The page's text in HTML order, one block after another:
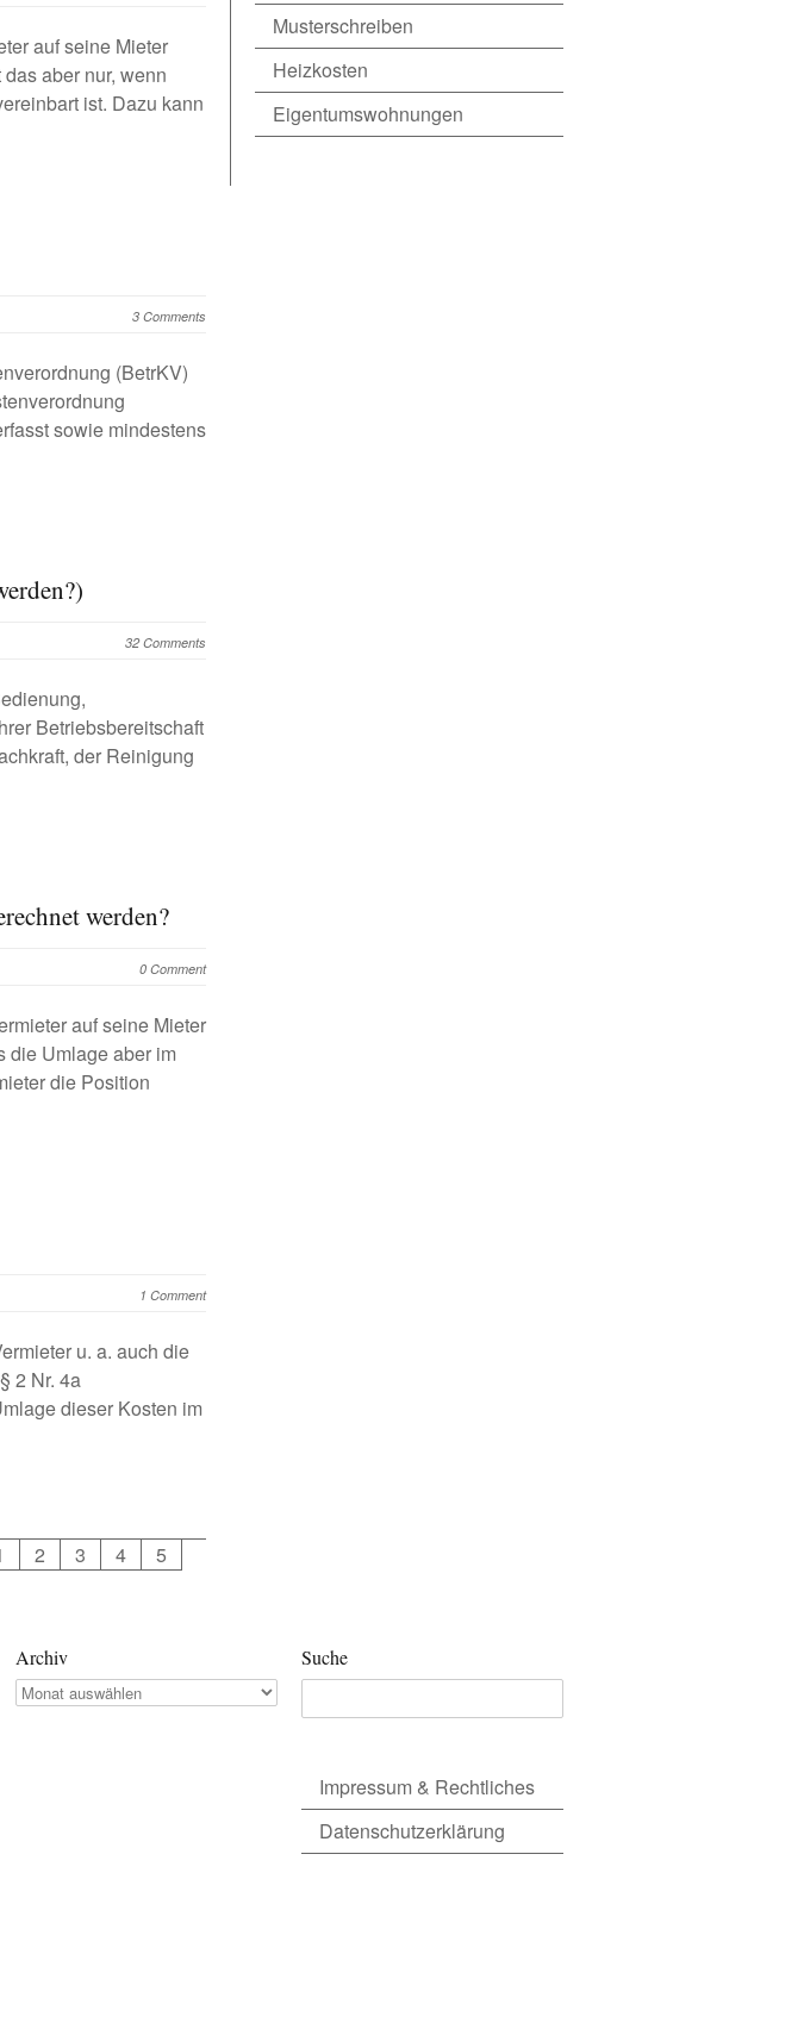
auf seine Mieter
aber nur, wenn
ist. Dazu kann
3 Comments
(BetrKV)
sowie mindestens
32 Comments
Betriebsbereitschaft
der Reinigung
werden?
0 Comment
auf seine Mieter
die Umlage aber im
die Position
1 Comment
u. a. auch die
2 Nr. 4a
dieser Kosten im
2 3 4 5
Musterschreiben
Heizkosten
Eigentumswohnungen
Archiv
Archiv
Suche
Impressum & Rechtliches
Datenschutzerklärung